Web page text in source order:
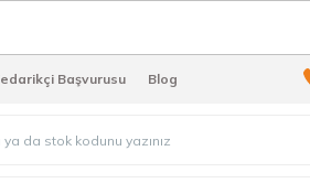
Başvurusu Blog